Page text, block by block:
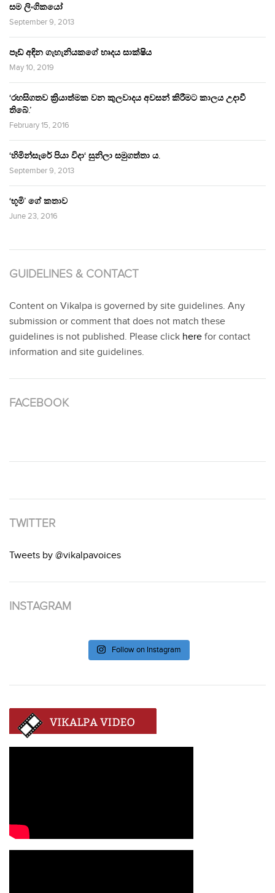
සම ලිංගිකයෝ
September 9, 2013
පෑඩ් අඳින ගැහැනියකගේ හෘදය සාක්ෂිය
May 10, 2019
‘රහසිගතව ක්‍රියාත්මක වන කුලවාදය අවසන් කිරීමට කාලය උදාවී
තිබේ.’
February 15, 2016
‘හිමින්සැරේ පියා විදා‘ සුනිලා සමුගත්තා ය.
September 9, 2013
‘භූමි’ ගේ කතාව
June 23, 2016
GUIDELINES & CONTACT
Content on Vikalpa is governed by site guidelines. Any
submission or comment that does not match these
guidelines is not published. Please click here for contact
information and site guidelines.
FACEBOOK
TWITTER
Tweets by @vikalpavoices
INSTAGRAM
Follow on Instagram